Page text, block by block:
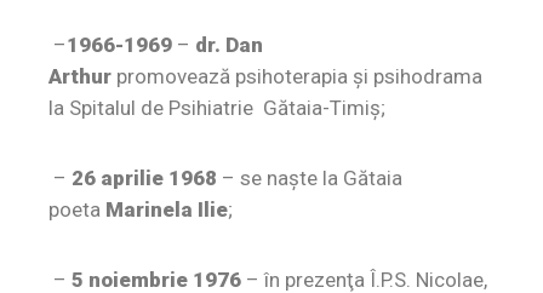
–1966-1969 – dr. Dan
Arthur promovează psihoterapia şi psihodrama
la Spitalul de Psihiatrie Gătaia-Timiş;
– 26 aprilie 1968 – se naşte la Gătaia
poeta Marinela Ilie;
– 5 noiembrie 1976 – în prezenţa Î.P.S. Nicolae,